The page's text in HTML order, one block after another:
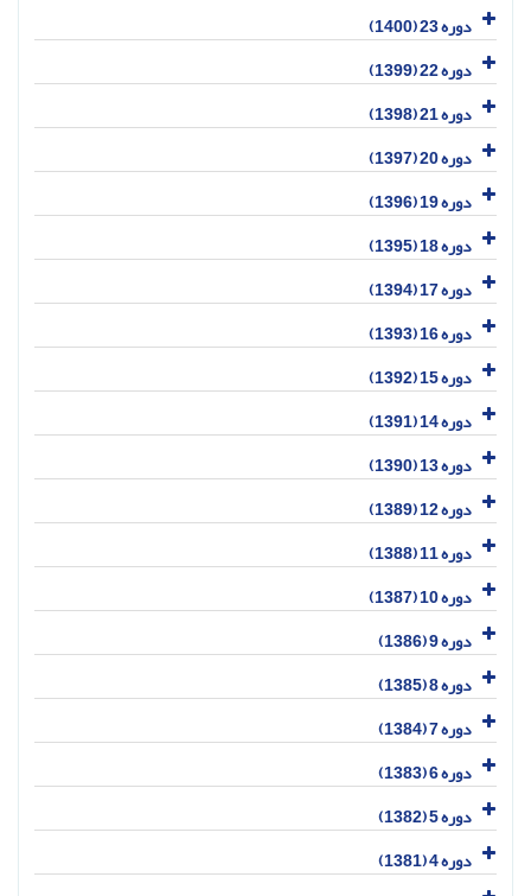
دوره 23 (1400)
دوره 22 (1399)
دوره 21 (1398)
دوره 20 (1397)
دوره 19 (1396)
دوره 18 (1395)
دوره 17 (1394)
دوره 16 (1393)
دوره 15 (1392)
دوره 14 (1391)
دوره 13 (1390)
دوره 12 (1389)
دوره 11 (1388)
دوره 10 (1387)
دوره 9 (1386)
دوره 8 (1385)
دوره 7 (1384)
دوره 6 (1383)
دوره 5 (1382)
دوره 4 (1381)